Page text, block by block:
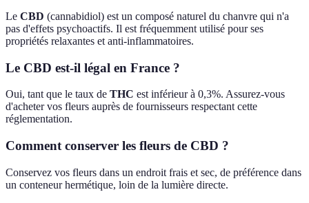
Le CBD (cannabidiol) est un composé naturel du chanvre qui n'a
pas d'effets psychoactifs. Il est fréquemment utilisé pour ses
propriétés relaxantes et anti-inflammatoires.
Le CBD est-il légal en France ?
Oui, tant que le taux de THC est inférieur à 0,3%. Assurez-vous
d'acheter vos fleurs auprès de fournisseurs respectant cette
réglementation.
Comment conserver les fleurs de CBD ?
Conservez vos fleurs dans un endroit frais et sec, de préférence dans
un conteneur hermétique, loin de la lumière directe.